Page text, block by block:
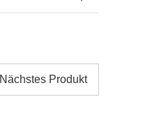
Nächstes Produkt